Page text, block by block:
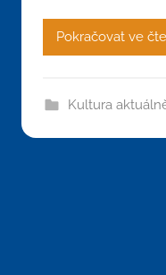
Pokračovat ve
Kultura